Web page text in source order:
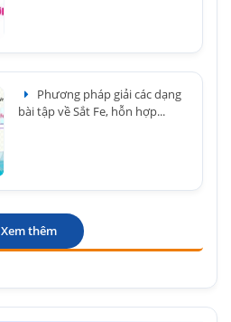
Phương pháp giải các dạng
bài tập về Sắt Fe, hỗn hợp...
Xem thêm